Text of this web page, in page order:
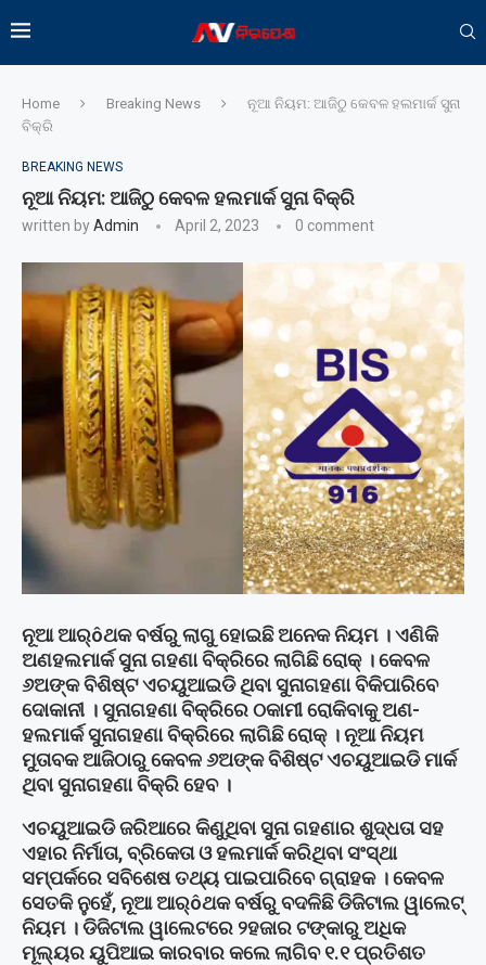
Home Breaking News
ନୂଆ ନିୟମ: ଆଜିଠୁ କେବଳ ହଲମାର୍କ ସୁନା
ବିକ୍ରି
BREAKING NEWS
ନୂଆ ନିୟମ: ଆଜିଠୁ କେବଳ ହଲମାର୍କ ସୁନା ବିକ୍ରି
written byAdmin April 2, 2023 0 comment
ନୂଆ ଆର୍ôଥକ ବର୍ଷରୁ ଲାଗୁ ହୋଇଛି ଅନେକ ନିୟମ । ଏଣିକି
ଅଣହଲମାର୍କ ସୁନା ଗହଣା ବିକ୍ରିରେ ଲାଗିଛି ରୋକ୍ । କେବଳ
୬ଅଙ୍କ ବିଶିଷ୍ଟ ଏଚୟୁଆଇଡି ଥିବା ସୁନାଗହଣା ବିକିପାରିବେ
ଦୋକାନୀ । ସୁନାଗହଣା ବିକ୍ରିରେ ଠକାମୀ ରୋକିବାକୁ ଅଣ-
ହଲମାର୍କ ସୁନାଗହଣା ବିକ୍ରିରେ ଲାଗିଛି ରୋକ୍ । ନୂଆ ନିୟମ
ମୁତାବକ ଆଜିଠାରୁ କେବଳ ୬ଅଙ୍କ ବିଶିଷ୍ଟ ଏଚୟୁଆଇଡି ମାର୍କ
ଥିବା ସୁନାଗହଣା ବିକ୍ରି ହେବ ।
ଏଚୟୁଆଇଡି ଜରିଆରେ କିଣୁଥିବା ସୁନା ଗହଣାର ଶୁଦ୍ଧତା ସହ
ଏହାର ନିର୍ମାତା, ବ୍ରିକେତା ଓ ହଲମାର୍କ କରିଥିବା ସଂସ୍ଥା
ସମ୍ପର୍କରେ ସବିଶେଷ ତଥ୍ୟ ପାଇପାରିବେ ଗ୍ରାହକ । କେବଳ
ସେତକି ନୁହେଁ, ନୂଆ ଆର୍ôଥକ ବର୍ଷରୁ ବଦଳିଛି ଡିଜିଟାଲ ୱାଲେଟ୍
ନିୟମ । ଡିଜିଟାଲ ୱାଲେଟରେ ୨ହଜାର ଟଙ୍କାରୁ ଅଧିକ
ମୂଲ୍ୟର ୟୁପିଆଇ କାରବାର କଲେ ଲାଗିବ ୧.୧ ପ୍ରତିଶତ